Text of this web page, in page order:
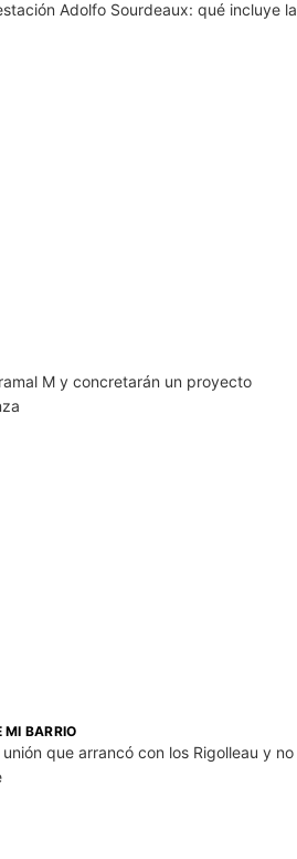
Adolfo Sourdeaux: qué incluye la
M y concretarán un proyecto
MI BARRIO
que arrancó con los Rigolleau y no